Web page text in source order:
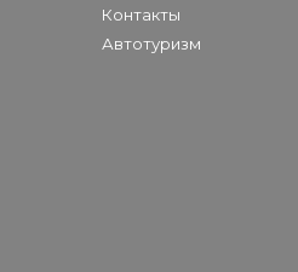
Контакты
Автотуризм